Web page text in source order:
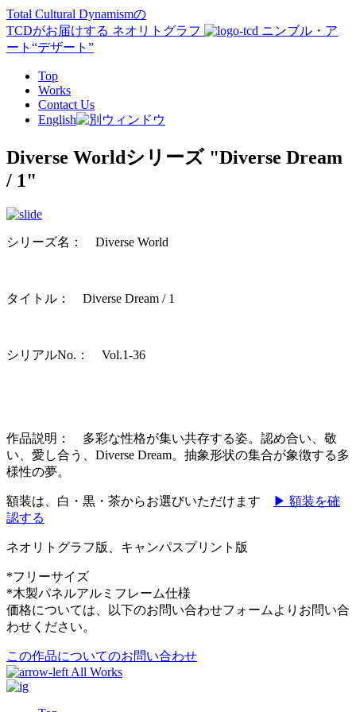
Total Cultural Dynamismの
TCDがお届けする ネオリトグラフ
ニンブル・ア
ート“デザート”
Top
Works
Contact Us
English
Diverse Worldシリーズ"Diverse Dream
/ 1"
シリーズ名： Diverse World
タイトル： Diverse Dream / 1
シリアルNo.： Vol.1-36
作品説明： 多彩な性格が集い共存する姿。認め合い、敬
い、愛し合う、Diverse Dream。抽象形状の集合が象徴する多
様性の夢。
額装は、白・黒・茶からお選びいただけます
▶ 額装を確
認する
ネオリトグラフ版、キャンパスプリント版
*フリーサイズ
*木製パネルアルミフレーム仕様
価格については、以下のお問い合わせフォームよりお問い合
わせください。
この作品についてのお問い合わせ
All Works